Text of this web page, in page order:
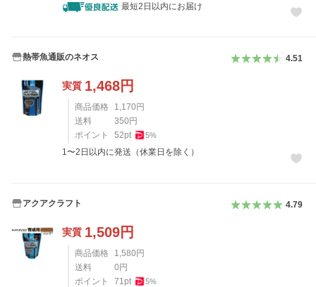
最短2日以内にお届け
熱帯魚通販のネオス 4.51
実質 1,468円
商品価格 1,170 円
送料
350 円
ポイント
52pt 5%
1〜2日以内に発送（休業日を除く）
アクアクラフト 4.79
実質 1,509円
商品価格 1,580 円
送料
0 円
ポイント
71pt 5%